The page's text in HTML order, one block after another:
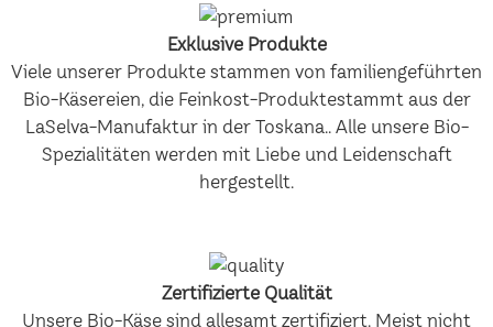
Exklusive Produkte
Viele unserer Produkte stammen von familiengeführten
Bio-Käsereien, die Feinkost-Produktestammt aus der
LaSelva-Manufaktur in der Toskana.. Alle unsere Bio-
Spezialitäten werden mit Liebe und Leidenschaft
hergestellt.
Zertifizierte Qualität
Unsere Bio-Käse sind allesamt zertifiziert. Meist nicht